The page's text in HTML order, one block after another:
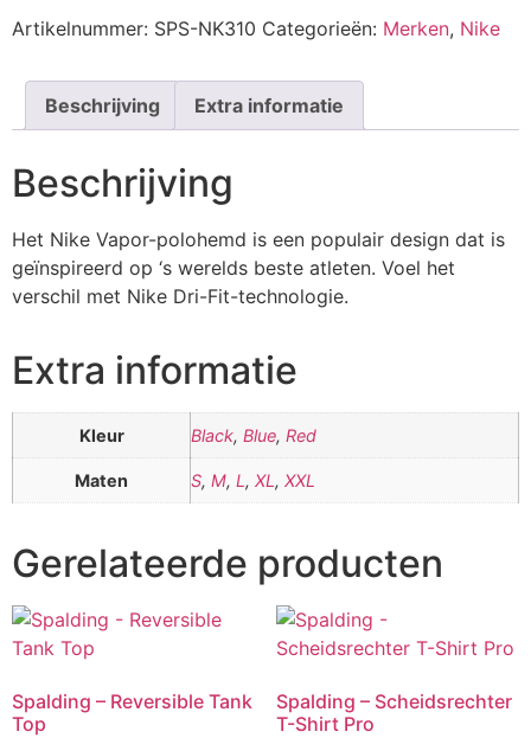
Artikelnummer: SPS-NK310 Categorieën: Merken, Nike
Beschrijving Extra informatie
Beschrijving
Het Nike Vapor-polohemd is een populair design dat is
geïnspireerd op ‘s werelds beste atleten. Voel het
verschil met Nike Dri-Fit-technologie.
Extra informatie
Kleur Black, Blue, Red
Maten S, M, L , XL , XXL
Gerelateerde producten
Spalding – Reversible Tank
Top
Spalding – Scheidsrechter
T-Shirt Pro